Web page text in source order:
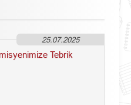
25.07.2025
Tebrik